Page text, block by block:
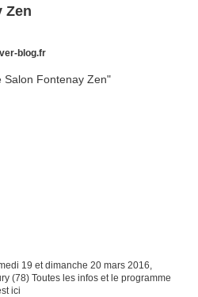
Zen
blog.fr
19 et dimanche 20 mars 2016,
(78) Toutes les infos et le programme
ici